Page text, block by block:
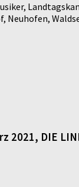
2021, DIE